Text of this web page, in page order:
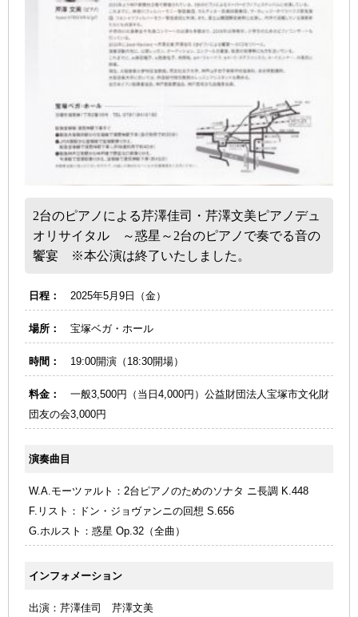
2台のピアノによる芹澤佳司・芹澤文美ピアノデュ
オリサイタル ～惑星～2台のピアノで奏でる音の
饗宴 ※本公演は終了いたしました。
日程： 2025年5月9日（金）
場所： 宝塚ベガ・ホール
時間： 19:00開演（18:30開場）
料金： 一般3,500円（当日4,000円）公益財団法人宝塚市文化財
団友の会3,000円
演奏曲目
W.A.モーツァルト：2台ピアノのためのソナタ ニ長調 K.448
F.リスト：ドン・ジョヴァンニの回想 S.656
G.ホルスト：惑星 Op.32（全曲）
インフォメーション
出演：芹澤佳司 芹澤文美